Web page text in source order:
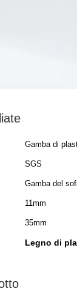
Gamba di
SGS
Gamba del
11mm
35mm
Legno di